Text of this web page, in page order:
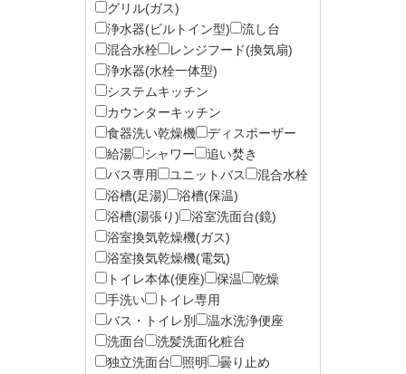
グリル(ガス)
浄水器(ビルトイン型)
流し台
混合水栓
レンジフード(換気扇)
浄水器(水栓一体型)
システムキッチン
カウンターキッチン
食器洗い乾燥機
ディスポーザー
給湯
シャワー
追い焚き
バス専用
ユニットバス
混合水栓
浴槽(足湯)
浴槽(保温)
浴槽(湯張り)
浴室洗面台(鏡)
浴室換気乾燥機(ガス)
浴室換気乾燥機(電気)
トイレ本体(便座)
保温
乾燥
手洗い
トイレ専用
バス・トイレ別
温水洗浄便座
洗面台
洗髪洗面化粧台
独立洗面台
照明
曇り止め